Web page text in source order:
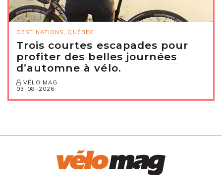
DESTINATIONS QUÉBEC
Trois courtes escapades pour
profiter des belles journées
d’automne à vélo.
VÉLO MAG
03-08-2026